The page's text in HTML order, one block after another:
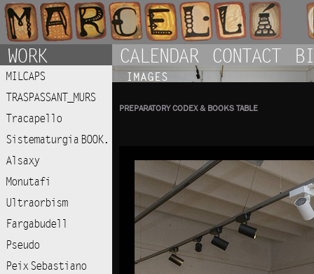
WORK
MILCAPS
TRASPASSANT_MURS
Tracapello
Sistematurgia BOOK.
Alsaxy
Monutafi
Ultraorbism
Fargabudell
Pseudo
Peix Sebastiano
CALENDAR CONTACT
IMAGES
PREPARATORY CODEX & BOOKS TABLE